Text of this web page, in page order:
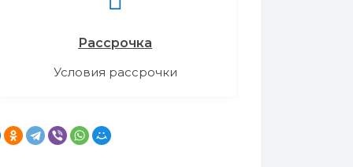
Рассрочка
Условия рассрочки